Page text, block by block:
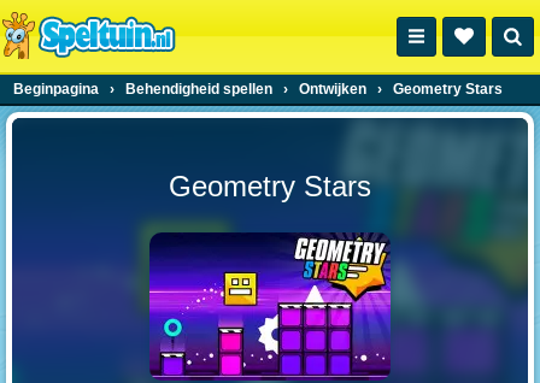
Beginpagina › Behendigheid spellen › Ontwijken › Geometry Stars
Geometry Stars